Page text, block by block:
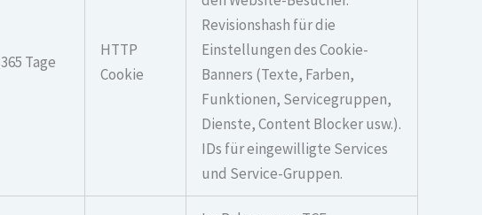
365 Tage
HTTP
Cookie
Revisionshash für die
Einstellungen des Cookie-
Banners (Texte, Farben,
Funktionen, Servicegruppen,
Dienste, Content Blocker usw.).
IDs für eingewilligte Services
und Service-Gruppen.